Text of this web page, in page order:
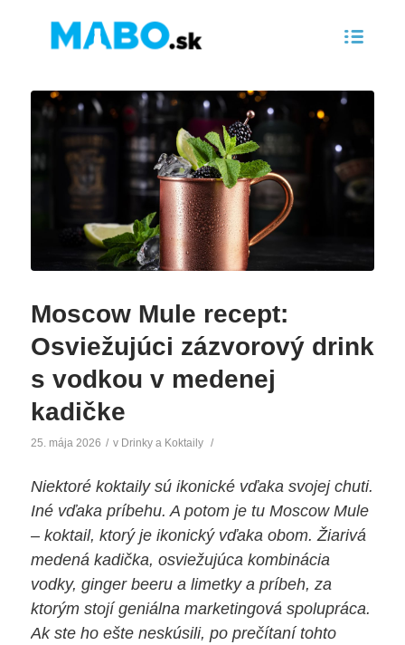
Moscow Mule recept:
Osviežujúci zázvorový drink
s vodkou v medenej
kadičke
25. mája 2026 / v Drinky a Koktaily /
Niektoré koktaily sú ikonické vďaka svojej chuti.
Iné vďaka príbehu. A potom je tu Moscow Mule
– koktail, ktorý je ikonický vďaka obom. Žiarivá
medená kadička, osviežujúca kombinácia
vodky, ginger beeru a limetky a príbeh, za
ktorým stojí geniálna marketingová spolupráca.
Ak ste ho ešte neskúsili, po prečítaní tohto